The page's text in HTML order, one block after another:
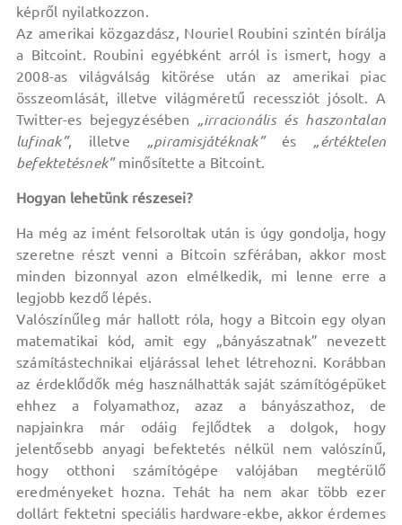
képről nyilatkozzon.
Az amerikai közgazdász, Nouriel Roubini szintén bírálja
a Bitcoint. Roubini egyébként arról is ismert, hogy a
2008-as világválság kitörése után az amerikai piac
összeomlását, illetve világméretű recessziót jósolt. A
Twitter-es bejegyzésében „irracionális és haszontalan
lufinak”, illetve „piramisjátéknak”és „értéktelen
befektetésnek”minősítette a Bitcoint.
Hogyan lehetünk részesei?
Ha még az imént felsoroltak után is úgy gondolja, hogy
szeretne részt venni a Bitcoin szférában, akkor most
minden bizonnyal azon elmélkedik, mi lenne erre a
legjobb kezdő lépés.
Valószínűleg már hallott róla, hogy a Bitcoin egy olyan
matematikai kód, amit egy „bányászatnak” nevezett
számítástechnikai eljárással lehet létrehozni. Korábban
az érdeklődők még használhatták saját számítógépüket
ehhez a folyamathoz, azaz a bányászathoz, de
napjainkra már odáig fejlődtek a dolgok, hogy
jelentősebb anyagi befektetés nélkül nem valószínű,
hogy otthoni számítógépe valójában megtérülő
eredményeket hozna. Tehát ha nem akar több ezer
dollárt fektetni speciális hardware-ekbe, akkor érdemes